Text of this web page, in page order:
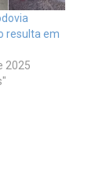
resulta em
2025